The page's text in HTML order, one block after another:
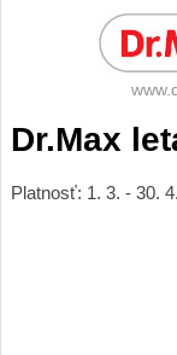
Dr.Max
Platnosť: 1. 3. - 30.